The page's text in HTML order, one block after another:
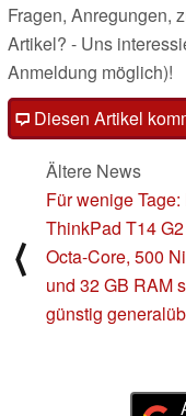
Fragen, Anregungen,
Artikel? - Uns
Anmeldung möglich)!
Diesen Artikel
⟨
Ältere News
Für wenige
ThinkPad T14
Octa-Core, 500
und 32 GB RAM
günstig